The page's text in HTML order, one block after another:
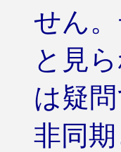
せん
と見
は疑
非同